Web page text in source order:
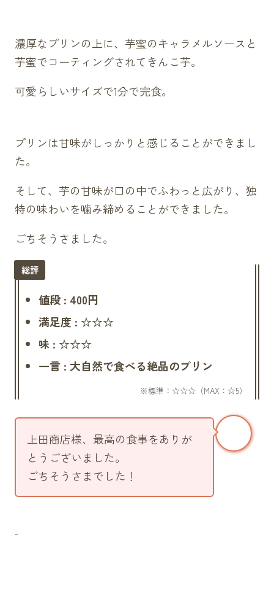
濃厚なプリンの上に、芋蜜のキャラメルソースと
芋蜜でコーティングされてきんこ芋。
可愛らしいサイズで1分で完食。
プリンは甘味がしっかりと感じることができまし
た。
そして、芋の甘味が口の中でふわっと広がり、独
特の味わいを噛み締めることができました。
ごちそうさました。
値段 : 400円
満足度 : ☆☆☆
味 : ☆☆☆
一言 : 大自然で食べる絶品のプリン
上田商店様、最高の食事をありが
とうございました。
ごちそうさまでした！